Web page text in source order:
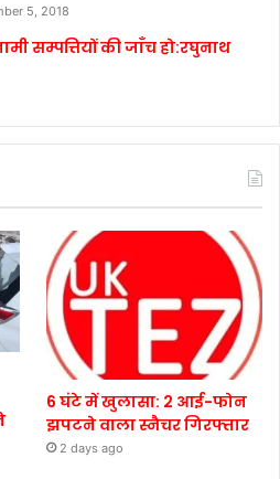
5, 2018
सम्पत्तियों की जाँच हो:रघुनाथ
6 घंटे में खुलासा: 2 आई-फोन
झपटने वाला स्नैचर गिरफ्तार
2 days ago